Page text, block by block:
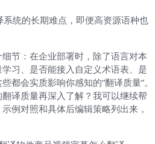
统的长期难点，即便高资源语种也
节：在企业部署时，除了语言对本
习、是否能接入自定义术语表、是
都会实质影响你感知的“翻译质量”。
译质量再深入了解？我可以继续帮
例对照和具体后编辑策略列出来，